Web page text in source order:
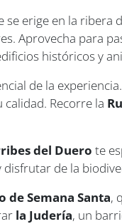
se erige en la ribera
Aprovecha para
históricos y
de la
Recorre la
del Duero te
de la
de Semana Santa,
la Judería, un